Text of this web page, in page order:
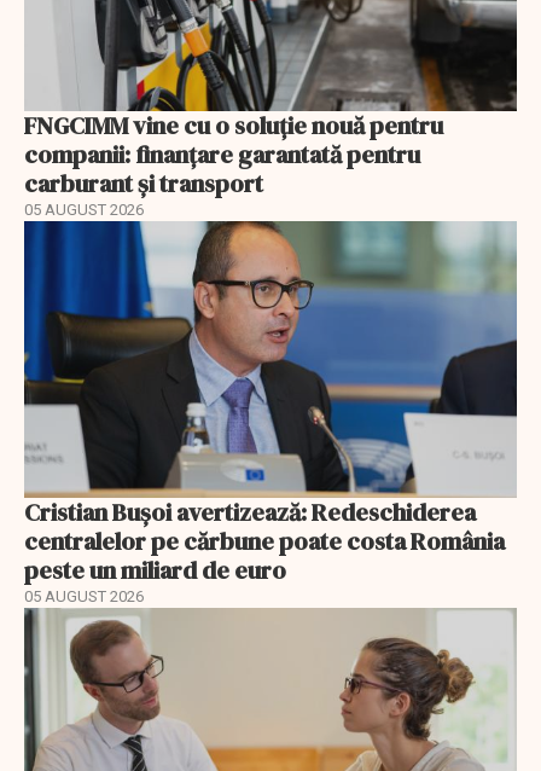
FNGCIMM vine cu o soluție nouă pentru
companii: finanțare garantată pentru
carburant și transport
05 AUGUST 2026
Cristian Bușoi avertizează: Redeschiderea
centralelor pe cărbune poate costa România
peste un miliard de euro
05 AUGUST 2026